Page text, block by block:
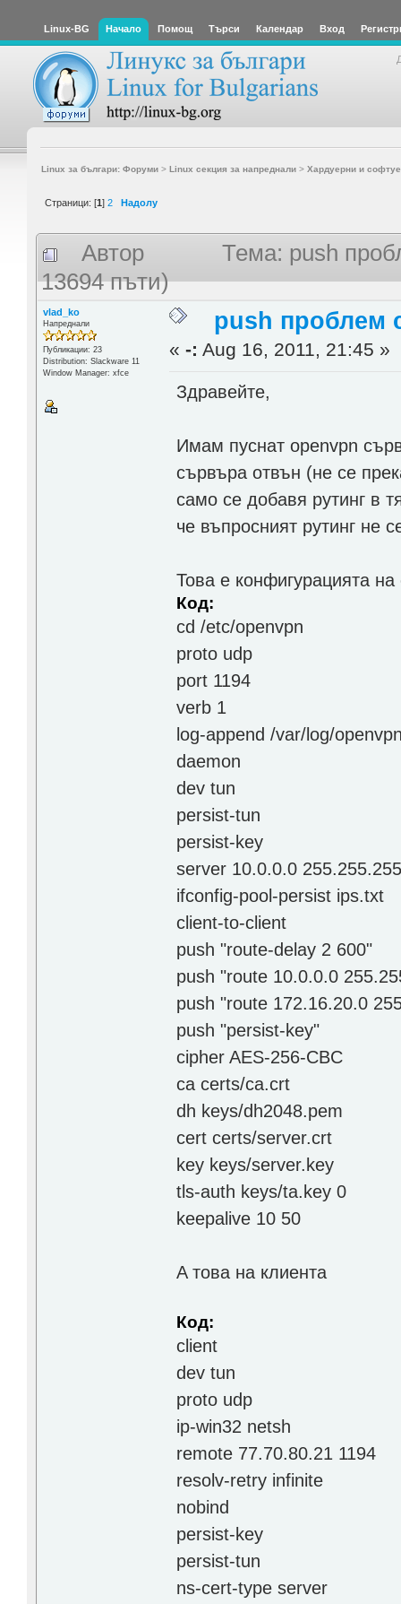
Linux-BG Начало Помощ Търси Календар Вход
Linux за българи: Форуми> Linux секция за напреднали> Хардуерни и
Страници: [1] 2 Надолу
Автор
Тема: push
13694 пъти)
vlad_ko
Напреднали
Публикации: 23
Distribution: Slackware 11
Window Manager: xfce
push проблем
«-: Aug 16, 2011, 21:45 »
Здравейте,
Имам пуснат openvpn
сървъра отвън (не се
само се добавя рутинг в
че въпросният рутинг не
Това е конфигурацията
Код:
cd /etc/openvpn
proto udp
port 1194
verb 1
log-append /var/log/
daemon
dev tun
persist-tun
persist-key
server 10.0.0.0
ifconfig-pool-persist ips.txt
client-to-client
push "route-delay 2 600"
push "route 10.0.0.0
push "route 172.16.20.0
push "persist-key"
cipher AES-256-CBC
ca certs/ca.crt
dh keys/dh2048.pem
cert certs/server.crt
key keys/server.key
tls-auth keys/ta.key 0
keepalive 10 50
A това на клиента
Код:
client
dev tun
proto udp
ip-win32 netsh
remote 77.70.80.21 1194
resolv-retry infinite
nobind
persist-key
persist-tun
ns-cert-type server